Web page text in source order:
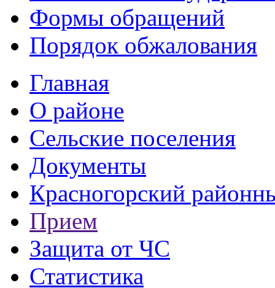
Формы обращений
Порядок обжалования
Главная
О районе
Сельские поселения
Документы
Красногорский
Прием
Защита от ЧС
Статистика